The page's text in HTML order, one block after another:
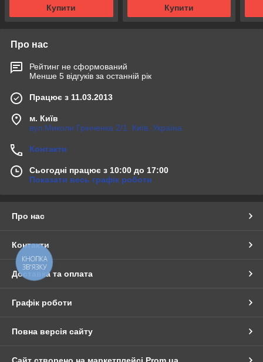
Купити Купити
Про нас
Рейтинг не сформований
Менше 5 відгуків за останній рік
Працює з 11.03.2013
м. Київ
вул.Миколи Грінченка 2/1, Київ, Україна
Контакти
Сьогодні працює з 10:00 до 17:00
Показати весь графік роботи
Про нас
Контакти
Доставка та оплата
Графік роботи
Повна версія сайту
КНОПКА
ЗВ'ЯЗКУ